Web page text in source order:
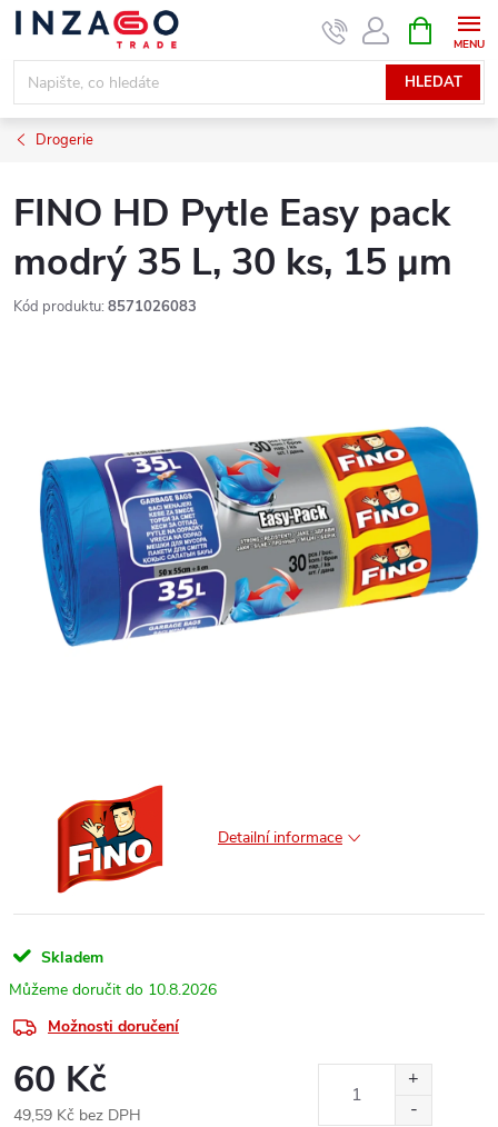
Přejít
obsah
HLEDAT
NÁKUPNÍ
KOŠÍK
Drogerie
FINO HD Pytle Easy pack
modrý 35 L, 30 ks, 15 μm
Kód produktu: 8571026083
Detailní informace
Skladem
10.8.2026
Možnosti doručení
60 Kč
49,59 Kč bez DPH